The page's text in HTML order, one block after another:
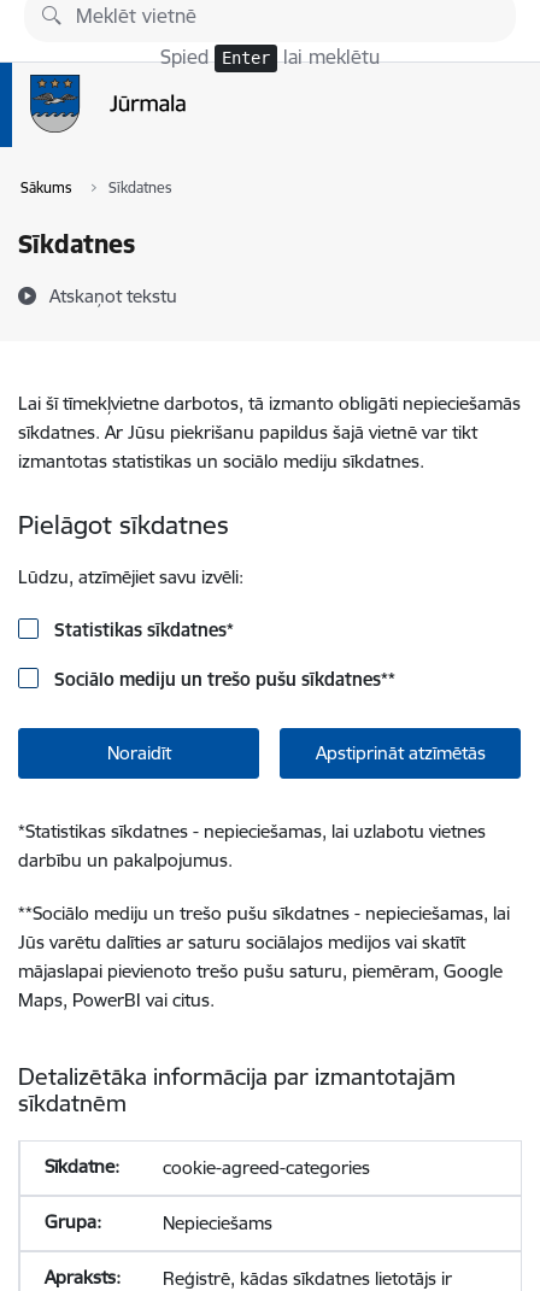
Pāriet uz lapas saturu
Spied Enter lai meklētu
Sākums Sīkdatnes
Sīkdatnes
Atskaņot tekstu
Lai šī tīmekļvietne darbotos, tā izmanto obligāti nepieciešamās
sīkdatnes. Ar Jūsu piekrišanu papildus šajā vietnē var tikt
izmantotas statistikas un sociālo mediju sīkdatnes.
Pielāgot sīkdatnes
Lūdzu, atzīmējiet savu izvēli:
Statistikas sīkdatnes*
Sociālo mediju un trešo pušu sīkdatnes**
Noraidīt Apstiprināt atzīmētās
*Statistikas sīkdatnes - nepieciešamas, lai uzlabotu vietnes
darbību un pakalpojumus.
**Sociālo mediju un trešo pušu sīkdatnes - nepieciešamas, lai
Jūs varētu dalīties ar saturu sociālajos medijos vai skatīt
mājaslapai pievienoto trešo pušu saturu, piemēram, Google
Maps, PowerBI vai citus.
Detalizētāka informācija par izmantotajām
sīkdatnēm
cookie-agreed-categories
Nepieciešams
Reģistrē, kādas sīkdatnes lietotājs ir